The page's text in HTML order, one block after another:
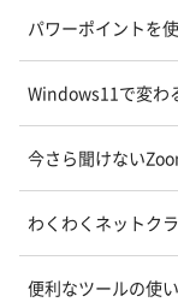
パワーポイントを
Windows11で変わ
今さら聞けない
わくわくネットク
便利なツールの使